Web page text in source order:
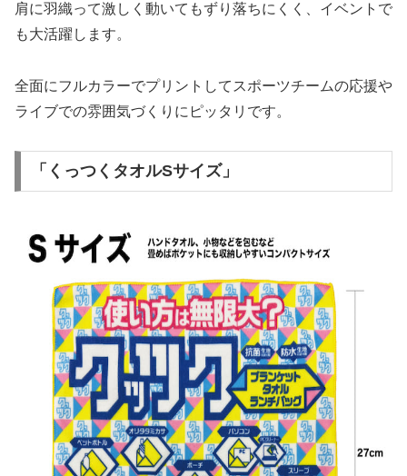
肩に羽織って激しく動いてもずり落ちにくく、イベントで
も大活躍します。
全面にフルカラーでプリントしてスポーツチームの応援や
ライブでの雰囲気づくりにピッタリです。
「くっつくタオルSサイズ」